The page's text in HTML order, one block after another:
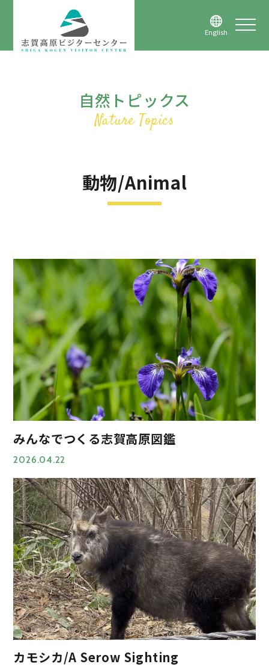
English
自然トピックス
動物/Animal
みんなでつくる志賀高原図鑑
2026.04.22
カモシカ/A Serow Sighting